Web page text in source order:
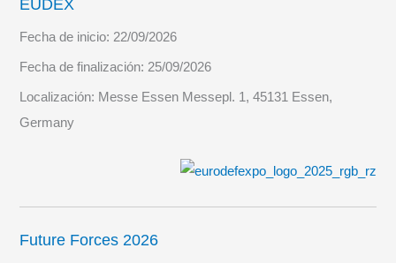
EUDEX
Fecha de inicio: 22/09/2026
Fecha de finalización: 25/09/2026
Localización: Messe Essen Messepl. 1, 45131 Essen,
Germany
Future Forces 2026